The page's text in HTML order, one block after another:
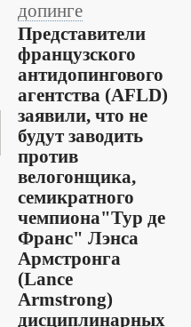
допинге
Представители
французского
антидопингового
агентства (AFLD)
заявили, что не
будут заводить
против
велогонщика,
семикратного
чемпиона"Тур де
Франс" Лэнса
Армстронга
(Lance
Armstrong)
дисциплинарных